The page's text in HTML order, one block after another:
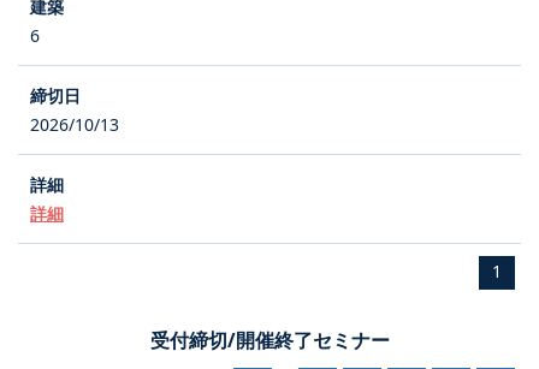
6
2026/10/13
詳細
1
受付締切/開催終了セミナー